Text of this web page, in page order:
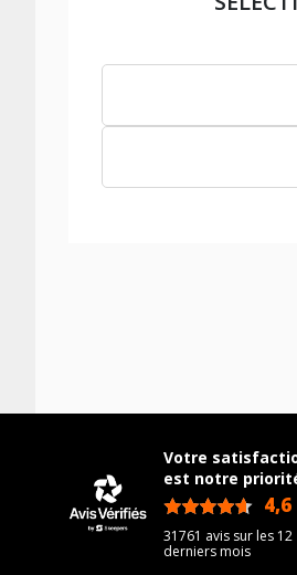
Votre
est notre
4,6
31761 avis sur les 12
derniers mois